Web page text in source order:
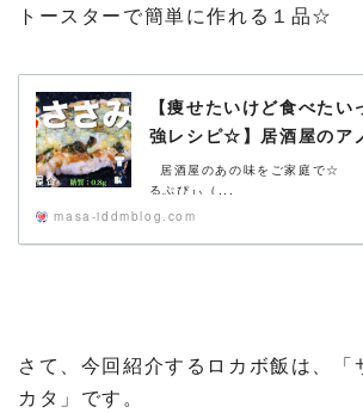
トースターで簡単に作れる１品☆
【痩せたいけど食べた
強レシピ☆】居酒屋のア
みの梅しそチーズ焼き」
居酒屋のあの味をご家庭で☆
るぷぴぃ（...
masa-iddmblog.com
さて、今回紹介するロカボ飯は、「
カタ」です。